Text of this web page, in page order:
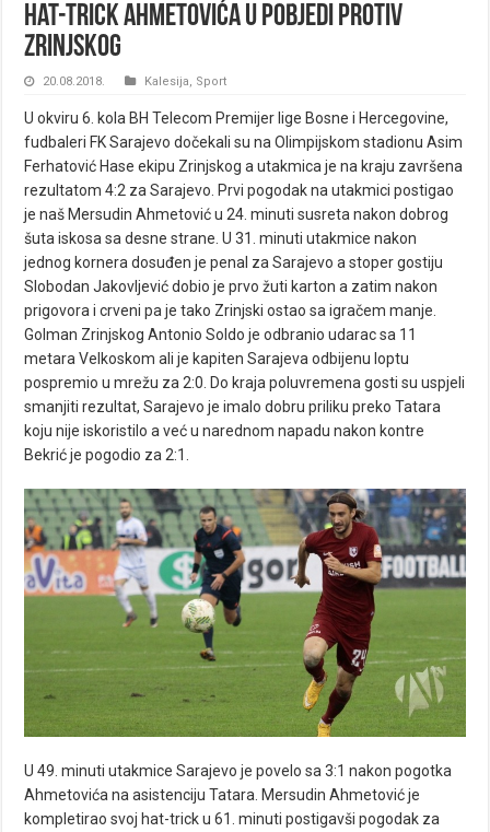
Hat-trick Ahmetovića u pobjedi protiv
Zrinjskog
20.08.2018. Kalesija, Sport
U okviru 6. kola BH Telecom Premijer lige Bosne i Hercegovine,
fudbaleri FK Sarajevo dočekali su na Olimpijskom stadionu Asim
Ferhatović Hase ekipu Zrinjskog a utakmica je na kraju završena
rezultatom 4:2 za Sarajevo. Prvi pogodak na utakmici postigao
je naš Mersudin Ahmetović u 24. minuti susreta nakon dobrog
šuta iskosa sa desne strane. U 31. minuti utakmice nakon
jednog kornera dosuđen je penal za Sarajevo a stoper gostiju
Slobodan Jakovljević dobio je prvo žuti karton a zatim nakon
prigovora i crveni pa je tako Zrinjski ostao sa igračem manje.
Golman Zrinjskog Antonio Soldo je odbranio udarac sa 11
metara Velkoskom ali je kapiten Sarajeva odbijenu loptu
pospremio u mrežu za 2:0. Do kraja poluvremena gosti su uspjeli
smanjiti rezultat, Sarajevo je imalo dobru priliku preko Tatara
koju nije iskoristilo a već u narednom napadu nakon kontre
Bekrić je pogodio za 2:1.
U 49. minuti utakmice Sarajevo je povelo sa 3:1 nakon pogotka
Ahmetovića na asistenciju Tatara. Mersudin Ahmetović je
kompletirao svoj hat-trick u 61. minuti postigavši pogodak za